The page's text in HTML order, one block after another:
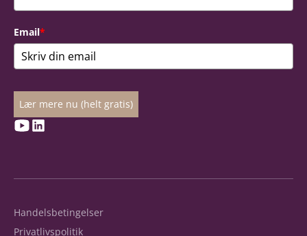
Email*
Lær mere nu (helt gratis)
Handelsbetingelser
Privatlivspolitik